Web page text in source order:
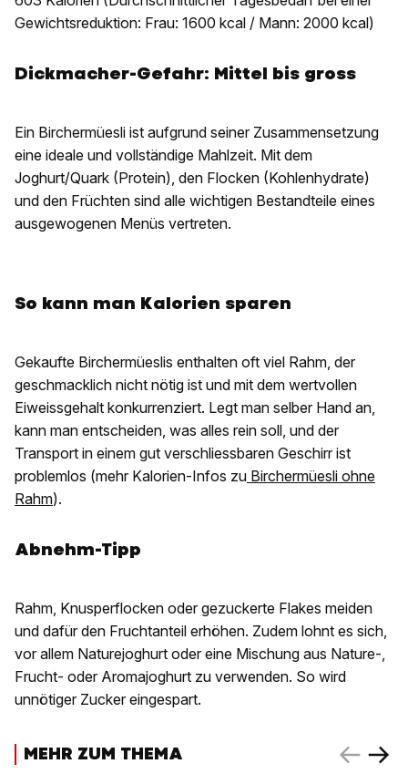
Gewichtsreduktion: Frau: 1600 kcal / Mann: 2000 kcal)
Dickmacher-Gefahr: Mittel bis gross
Ein Birchermüesli ist aufgrund seiner Zusammensetzung
eine ideale und vollständige Mahlzeit. Mit dem
Joghurt/Quark (Protein), den Flocken (Kohlenhydrate)
und den Früchten sind alle wichtigen Bestandteile eines
ausgewogenen Menüs vertreten.
So kann man Kalorien sparen
Gekaufte Birchermüeslis enthalten oft viel Rahm, der
geschmacklich nicht nötig ist und mit dem wertvollen
Eiweissgehalt konkurrenziert. Legt man selber Hand an,
kann man entscheiden, was alles rein soll, und der
Transport in einem gut verschliessbaren Geschirr ist
problemlos (mehr Kalorien-Infos zu Birchermüesli ohne
Rahm).
Abnehm-Tipp
Rahm, Knusperflocken oder gezuckerte Flakes meiden
und dafür den Fruchtanteil erhöhen. Zudem lohnt es sich,
vor allem Naturejoghurt oder eine Mischung aus Nature-,
Frucht- oder Aromajoghurt zu verwenden. So wird
unnötiger Zucker eingespart.
MEHR ZUM THEMA